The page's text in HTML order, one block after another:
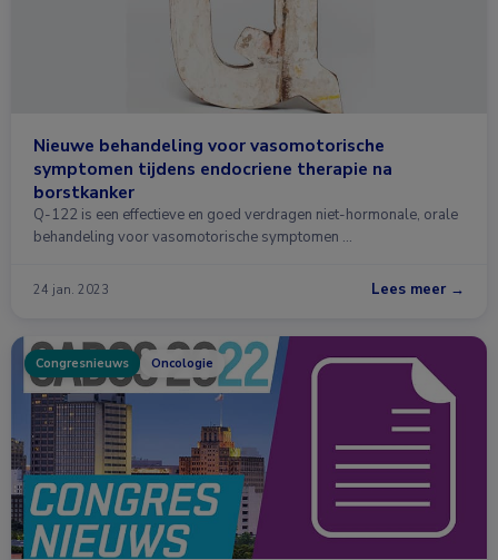
Nieuwe behandeling voor vasomotorische
symptomen tijdens endocriene therapie na
borstkanker
Q-122 is een effectieve en goed verdragen niet-hormonale, orale
behandeling voor vasomotorische symptomen …
24 jan. 2023 Lees meer →
Congresnieuws Oncologie